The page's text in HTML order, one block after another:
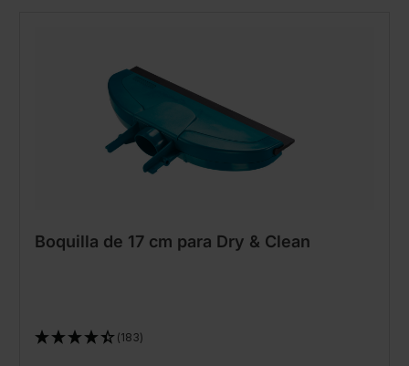
Boquilla de 17 cm para Dry & Clean
(183)